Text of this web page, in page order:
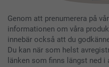
Genom att prenumerera på
informationen om våra
innebär också att du
Du kan när som helst
länken som finns längst ned i